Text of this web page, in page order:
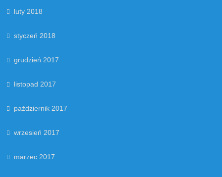
luty 2018
styczeń 2018
grudzień 2017
listopad 2017
październik 2017
wrzesień 2017
marzec 2017